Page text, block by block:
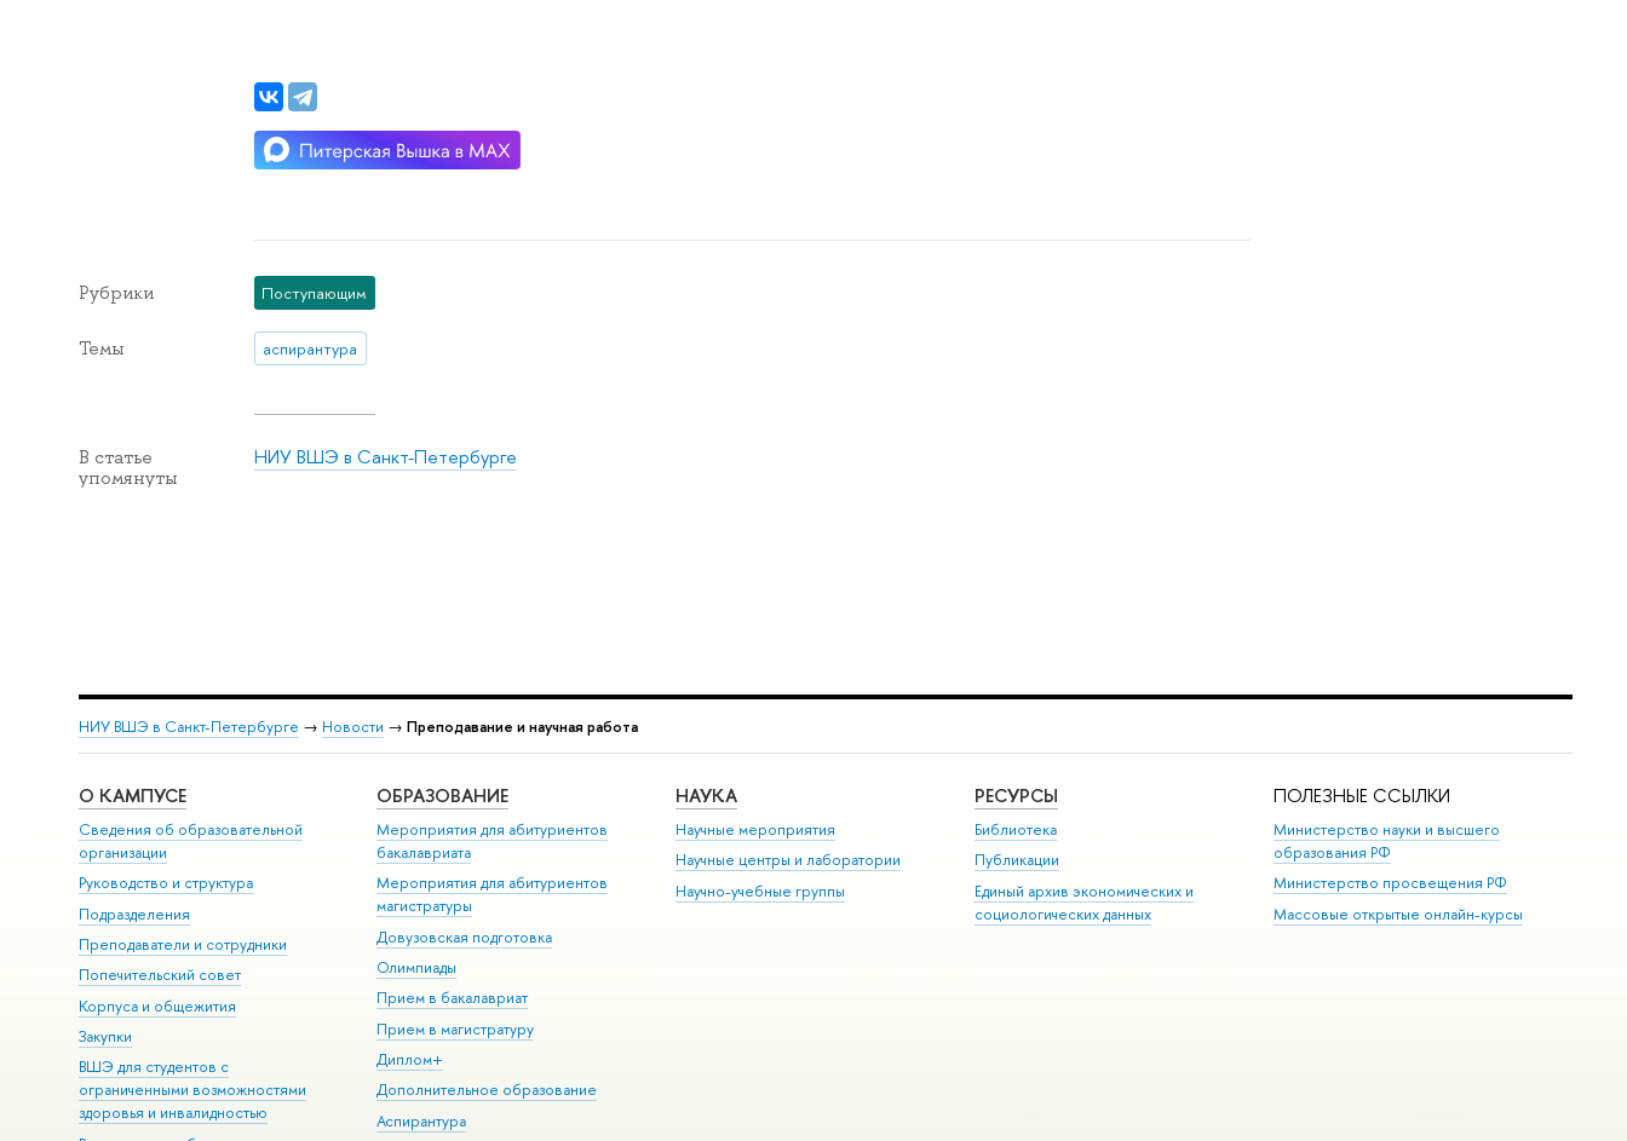
Рубрики Поступающим
Темы аспирантура
В статье
упомянуты
НИУ ВШЭ в Санкт-Петербурге
НИУ ВШЭ в Санкт-Петербурге → Новости → Преподавание и научная работа
О КАМПУСЕ
Сведения об образовательной
организации
Руководство и структура
Подразделения
Преподаватели и сотрудники
Попечительский совет
Корпуса и общежития
Закупки
ВШЭ для студентов с
ограниченными возможностями
здоровья и инвалидностью
ОБРАЗОВАНИЕ
Мероприятия для абитуриентов
бакалавриата
Мероприятия для абитуриентов
магистратуры
Довузовская подготовка
Олимпиады
Прием в бакалавриат
Прием в магистратуру
Диплом+
Дополнительное образование
Аспирантура
НАУКА
Научные мероприятия
Научные центры и лаборатории
Научно-учебные группы
РЕСУРСЫ
Библиотека
Публикации
Единый архив экономических и
социологических данных
ПОЛЕЗНЫЕ ССЫЛКИ
Министерство науки и высшего
образования РФ
Министерство просвещения РФ
Массовые открытые онлайн-курсы